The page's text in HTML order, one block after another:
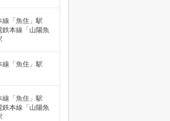
線「魚住」駅
鉄本線「山陽魚
線「魚住」駅
線「魚住」駅
鉄本線「山陽魚